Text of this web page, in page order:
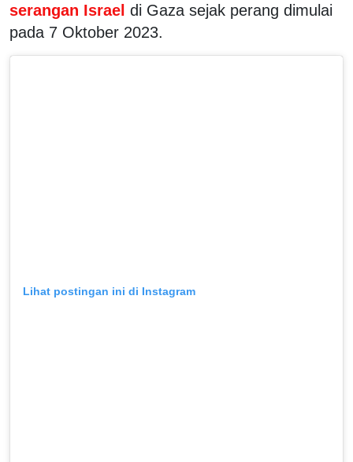
serangan Israel di Gaza sejak perang dimulai
pada 7 Oktober 2023.
Lihat postingan ini di Instagram